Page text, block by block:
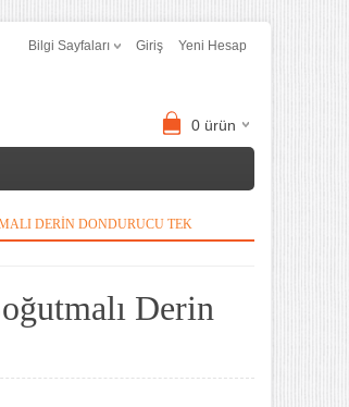
Bilgi Sayfaları Giriş Yeni Hesap
0 ürün
DERIN DONDURUCU TEK
Derin